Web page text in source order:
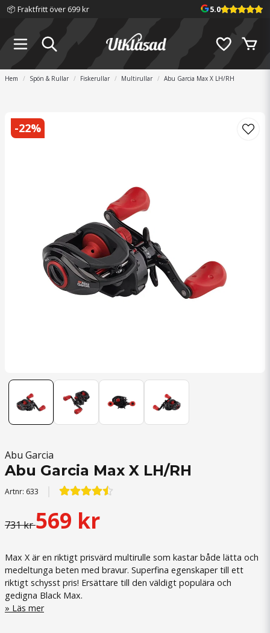
📦 Fraktfritt över 699 kr 5.0
Hem Spön & Rullar Fiskerullar Multirullar Abu Garcia Max X LH/RH
-22%
Abu Garcia
Abu Garcia Max X LH/RH
Artnr: 633
731 kr569 kr
Max X är en riktigt prisvärd multirulle som kastar både lätta och
medeltunga beten med bravur. Superfina egenskaper till ett
riktigt schysst pris! Ersättare till den väldigt populära och
gedigna Black Max.
Läs mer